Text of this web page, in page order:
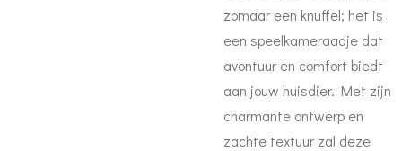
zomaar een knuffel; het is
een speelkameraadje dat
avontuur en comfort biedt
aan jouw huisdier. Met zijn
charmante ontwerp en
zachte textuur zal deze